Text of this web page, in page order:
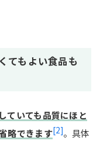
てもよい食品も
ていても品質にほと
略できます[2]。具体